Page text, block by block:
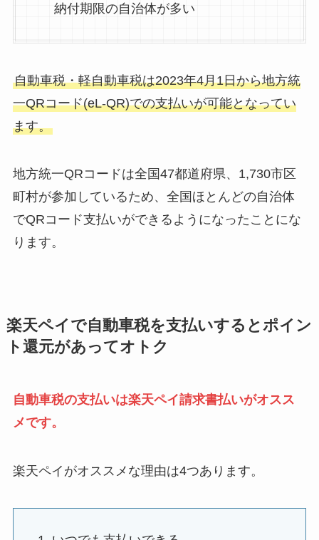
納付期限の自治体が多い
自動車税・軽自動車税は2023年4月1日から地方統
一QRコード(eL-QR)での支払いが可能となってい
ます。
地方統一QRコードは全国47都道府県、1,730市区
町村が参加しているため、全国ほとんどの自治体
でQRコード支払いができるようになったことにな
ります。
楽天ペイで自動車税を支払いするとポイン
ト還元があってオトク
自動車税の支払いは楽天ペイ請求書払いがオスス
メです。
楽天ペイがオススメな理由は4つあります。